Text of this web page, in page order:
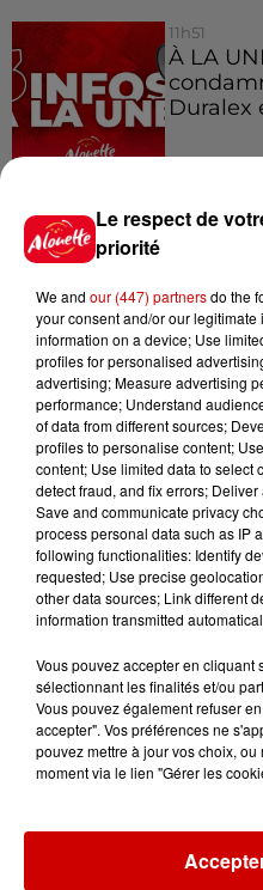
11h51
À LA
Duralex
Éclipse
11h01
Un
10h10
Duralex
Jeux
Gagnez
Le respect de
priorité
We and our (447) partnersdo the
your consent and/or our
information on a device; Use
profiles for personalised
advertising; Measure advertising
performance; Understand
of data from different sources;
profiles to personalise content;
content; Use limited data to select
detect fraud, and fix errors;
Save and communicate privacy
process personal data such as IP
following functionalities: Identify
requested; Use precise
other data sources; Link different
information transmitted
Vous pouvez accepter en cliquant
sélectionnant les finalités et/ou
Vous pouvez également refuser
accepter". Vos préférences ne
pouvez mettre à jour vos choix,
moment via le lien "Gérer les